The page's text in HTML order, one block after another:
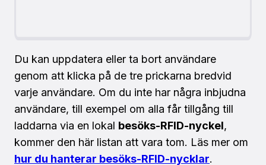
Du kan uppdatera eller ta bort användare
genom att klicka på de tre prickarna bredvid
varje användare. Om du inte har några inbjudna
användare, till exempel om alla får tillgång till
laddarna via en lokal besöks-RFID-nyckel,
kommer den här listan att vara tom. Läs mer om
hur du hanterar besöks-RFID-nycklar.